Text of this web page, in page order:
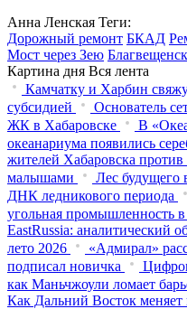
Анна Ленская Теги:
Дорожный ремонт БКАД
Мост через Зею Благвещенск
Картина дня Вся лента
Камчатку и Харбин
субсидией
Основатель
ЖК в Хабаровске
В
океанариума появились
жителей Хабаровска
малышами
Лес будущего
ДНК ледникового периода
угольная промышленность
EastRussia:
лето 2026
«Адмирал»
подписал новичка
как Маньчжоули ломает
Как Дальний Восток меняет